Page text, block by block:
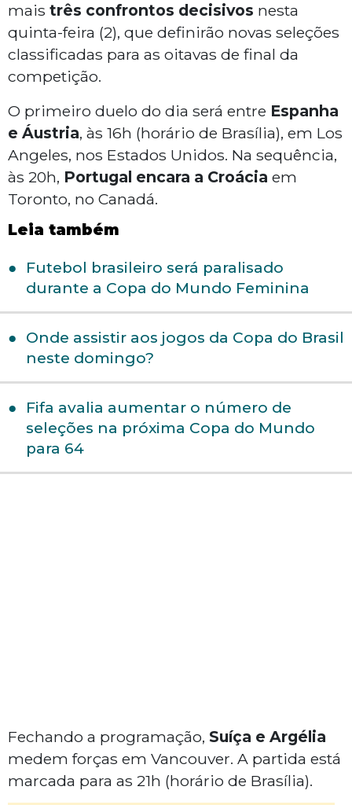
mais três confrontos decisivos nesta
quinta-feira (2), que definirão novas seleções
classificadas para as oitavas de final da
competição.
O primeiro duelo do dia será entre Espanha
e Áustria, às 16h (horário de Brasília), em Los
Angeles, nos Estados Unidos. Na sequência,
às 20h, Portugal encara a Croácia em
Toronto, no Canadá.
Leia também
Futebol brasileiro será paralisado
durante a Copa do Mundo Feminina
Onde assistir aos jogos da Copa do Brasil
neste domingo?
Fifa avalia aumentar o número de
seleções na próxima Copa do Mundo
para 64
Fechando a programação, Suíça e Argélia
medem forças em Vancouver. A partida está
marcada para as 21h (horário de Brasília).